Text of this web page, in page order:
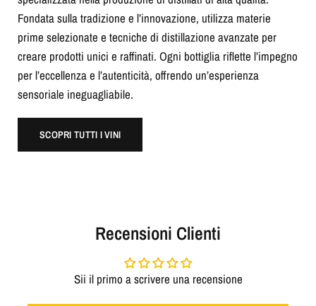
Fondata sulla tradizione e l’innovazione, utilizza materie
prime selezionate e tecniche di distillazione avanzate per
creare prodotti unici e raffinati. Ogni bottiglia riflette l’impegno
per l’eccellenza e l’autenticità, offrendo un’esperienza
sensoriale ineguagliabile.
SCOPRI TUTTI I VINI
Recensioni Clienti
Sii il primo a scrivere una recensione